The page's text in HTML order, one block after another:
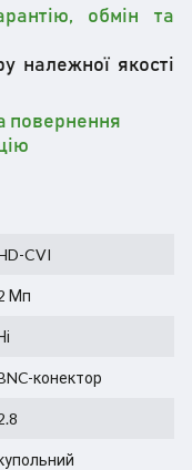
обмін та
належної якості
повернення
CVI
Мп
конектор